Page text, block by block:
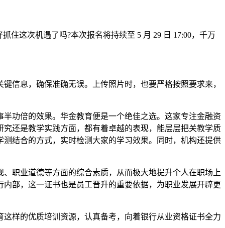
这次机遇了吗?本次报名将持续至 5 月 29 日 17:00，千万
息，确保准确无误。上传照片时，也要严格按照要求来，
功倍的效果。华金教育便是一个绝佳之选。这家专注金融资
还是教学实践方面，都有着卓越的表现，能层层把关教学质
结合的方式，实时检测大家的学习效果。同时，机构还提供
职业道德等方面的综合素质，从而极大地提升个人在职场上
部，这一证书也是员工晋升的重要依据，为职业发展开辟更
样的优质培训资源，认真备考，向着银行从业资格证书全力